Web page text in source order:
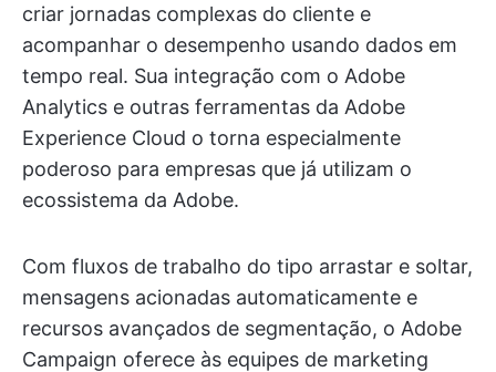
criar jornadas complexas do cliente e
acompanhar o desempenho usando dados em
tempo real. Sua integração com o Adobe
Analytics e outras ferramentas da Adobe
Experience Cloud o torna especialmente
poderoso para empresas que já utilizam o
ecossistema da Adobe.
Com fluxos de trabalho do tipo arrastar e soltar,
mensagens acionadas automaticamente e
recursos avançados de segmentação, o Adobe
Campaign oferece às equipes de marketing